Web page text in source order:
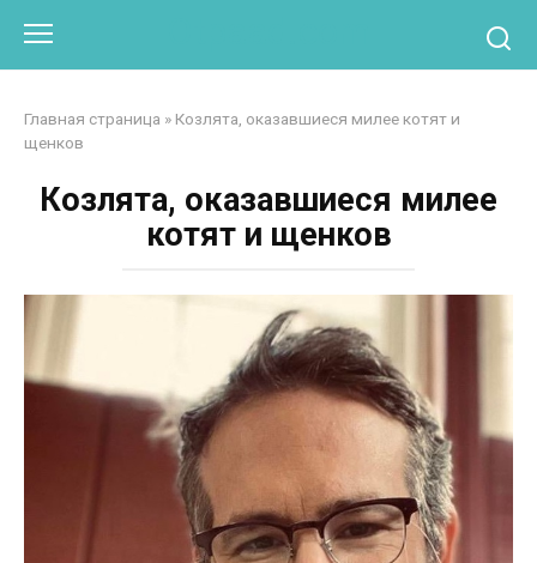
контенту
Главная страница » Козлята, оказавшиеся милее котят и
щенков
Козлята, оказавшиеся милее
котят и щенков